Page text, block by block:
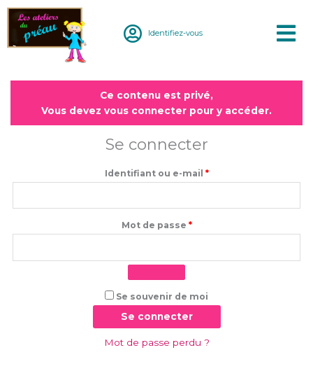
Aller
contenu
Identifiez-vous
Ce contenu est privé,
Vous devez vous connecter pour y accéder.
Se connecter
Identifiant ou e-mail *
Mot de passe *
Obligatoire
Se souvenir de moi
Se connecter
Mot de passe perdu ?